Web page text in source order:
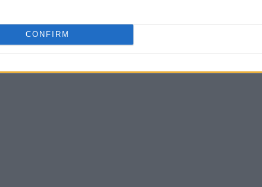
CONFIRM
a la parmesana